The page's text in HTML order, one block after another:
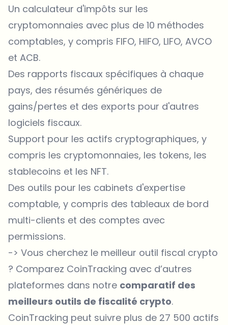
Un calculateur d'impôts sur les
cryptomonnaies avec plus de 10 méthodes
comptables, y compris FIFO, HIFO, LIFO, AVCO
et ACB.
Des rapports fiscaux spécifiques à chaque
pays, des résumés génériques de
gains/pertes et des exports pour d'autres
logiciels fiscaux.
Support pour les actifs cryptographiques, y
compris les cryptomonnaies, les tokens, les
stablecoins et les NFT.
Des outils pour les cabinets d'expertise
comptable, y compris des tableaux de bord
multi-clients et des comptes avec
permissions.
-> Vous cherchez le meilleur outil fiscal crypto
? Comparez CoinTracking avec d’autres
plateformes dans notre comparatif des
meilleurs outils de fiscalité crypto.
CoinTracking peut suivre plus de 27 500 actifs